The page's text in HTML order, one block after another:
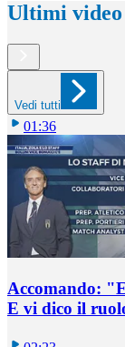
Ultimi video
Vedi tutti
01:36
Accomando:
E vi dico il